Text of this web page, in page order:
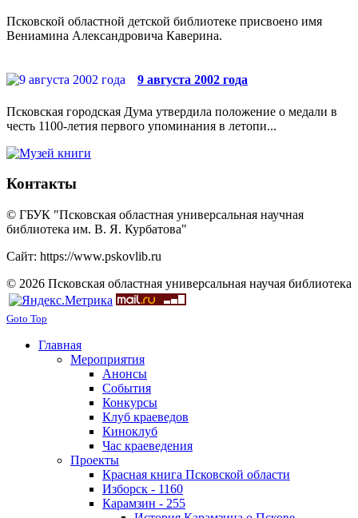
Псковской областной детской библиотеке присвоено имя
Вениамина Александровича Каверина.
9 августа 2002 года
Псковская городская Дума утвердила положение о медали в
честь 1100-летия первого упоминания в летопи...
Контакты
© ГБУК "Псковская областная универсальная научная
библиотека им. В. Я. Курбатова"
Сайт: https://www.pskovlib.ru
© 2026 Псковская областная универсальная научая библиотека
Goto Top
Главная
Мероприятия
Анонсы
События
Конкурсы
Клуб краеведов
Киноклуб
Час краеведения
Проекты
Красная книга Псковской области
Изборск - 1160
Карамзин - 255